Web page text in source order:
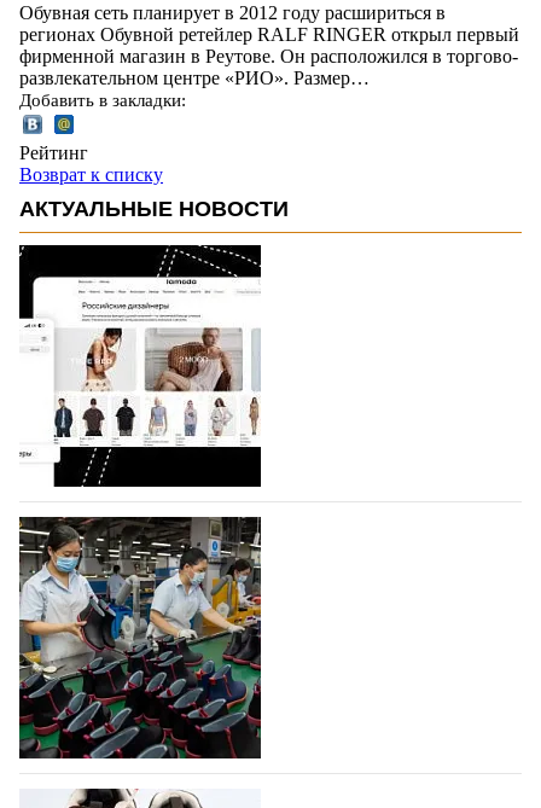
Обувная сеть планирует в 2012 году расшириться в
регионах Обувной ретейлер RALF RINGER открыл первый
фирменной магазин в Реутове. Он расположился в торгово-
развлекательном центре «РИО». Размер…
Добавить в закладки:
Рейтинг
Возврат к списку
АКТУАЛЬНЫЕ НОВОСТИ
На платформе Lamoda - новый раздел и
условия продвижения локальных
дизайнерских марок
Российский маркетплейс Lamoda решил обновить
раздел для продажи продукции локальных
дизайнерских марок одежды, обуви и аксессуаров.
Бренды также получат маркетинговую…
06.08.2026 40